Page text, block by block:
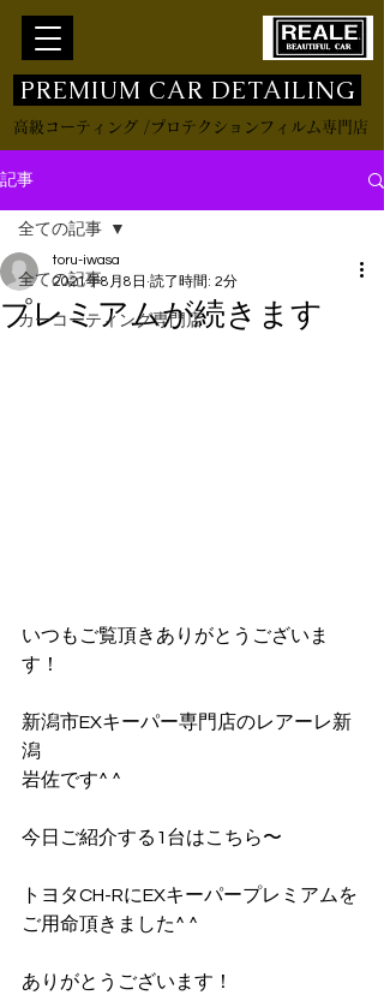
​ PREMIUM CAR DETAILING
高級コーティング /プロテクションフィルム専門店
記事
全ての記事
カーコーティング専門店
全ての記事
プレミアムが続きます
toru-iwasa
2021年8月8日 読了時間: 2分
いつもご覧頂きありがとうございま
す！
新潟市EXキーパー専門店のレアーレ新
潟
岩佐です^ ^
今日ご紹介する1台はこちら〜
トヨタCH-RにEXキーパープレミアムを
ご用命頂きました^ ^
ありがとうございます！